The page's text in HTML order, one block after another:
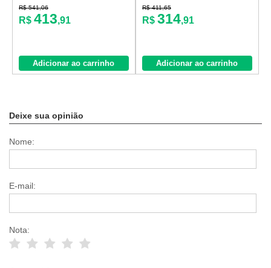
R$ 541,06
R$ 413,91
Adicionar ao carrinho
R$ 411,65
R$ 314,91
Adicionar ao carrinho
Deixe sua opinião
Nome:
E-mail:
Nota: